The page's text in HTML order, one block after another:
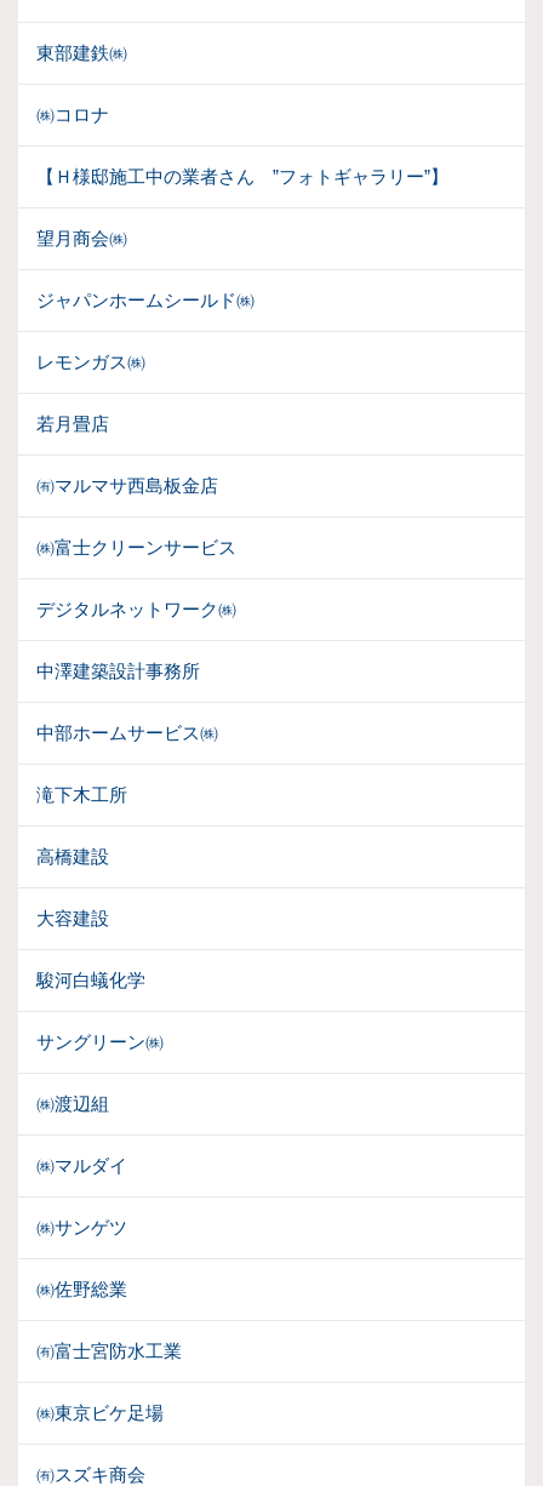
東部建鉄㈱
㈱コロナ
【Ｈ様邸施工中の業者さん ”フォトギャラリー”】
望月商会㈱
ジャパンホームシールド㈱
レモンガス㈱
若月畳店
㈲マルマサ西島板金店
㈱富士クリーンサービス
デジタルネットワーク㈱
中澤建築設計事務所
中部ホームサービス㈱
滝下木工所
高橋建設
大容建設
駿河白蟻化学
サングリーン㈱
㈱渡辺組
㈱マルダイ
㈱サンゲツ
㈱佐野総業
㈲富士宮防水工業
㈱東京ビケ足場
㈲スズキ商会